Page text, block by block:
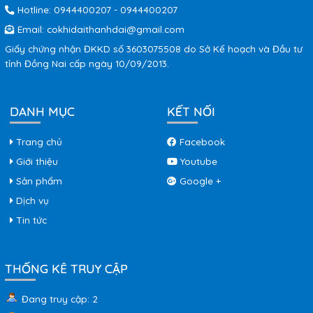
Hotline: 0944400207 - 0944400207
Email: cokhidaithanhdai@gmail.com
Giấy chứng nhận ĐKKD số 3603075508 do Sở Kế hoạch và Đầu tư
tỉnh Đồng Nai cấp ngày 10/09/2013.
DANH MỤC
Trang chủ
Giới thiệu
Sản phẩm
Dịch vụ
Tin tức
KẾT NỐI
Facebook
Youtube
Google +
THỐNG KÊ TRUY CẬP
Đang truy cập: 2